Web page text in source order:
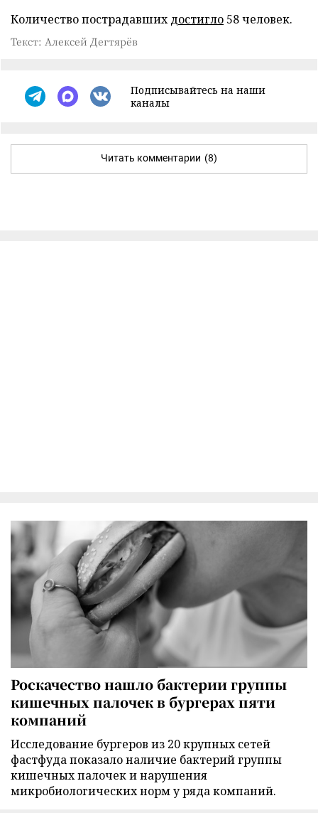
Количество пострадавшихдостигло 58 человек.
Текст: Алексей Дегтярёв
Подписывайтесь на наши
каналы
Читать комментарии (8)
Роскачество нашло бактерии группы
кишечных палочек в бургерах пяти
компаний
Исследование бургеров из 20 крупных сетей
фастфуда показало наличие бактерий группы
кишечных палочек и нарушения
микробиологических норм у ряда компаний.